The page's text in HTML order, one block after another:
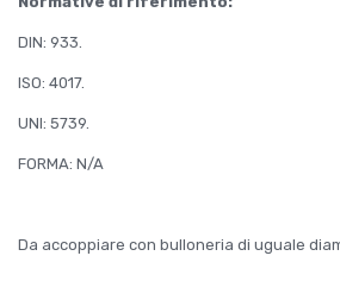
DIN: 933.
ISO: 4017.
UNI: 5739.
FORMA: N/A
Da accoppiare con bulloneria di uguale